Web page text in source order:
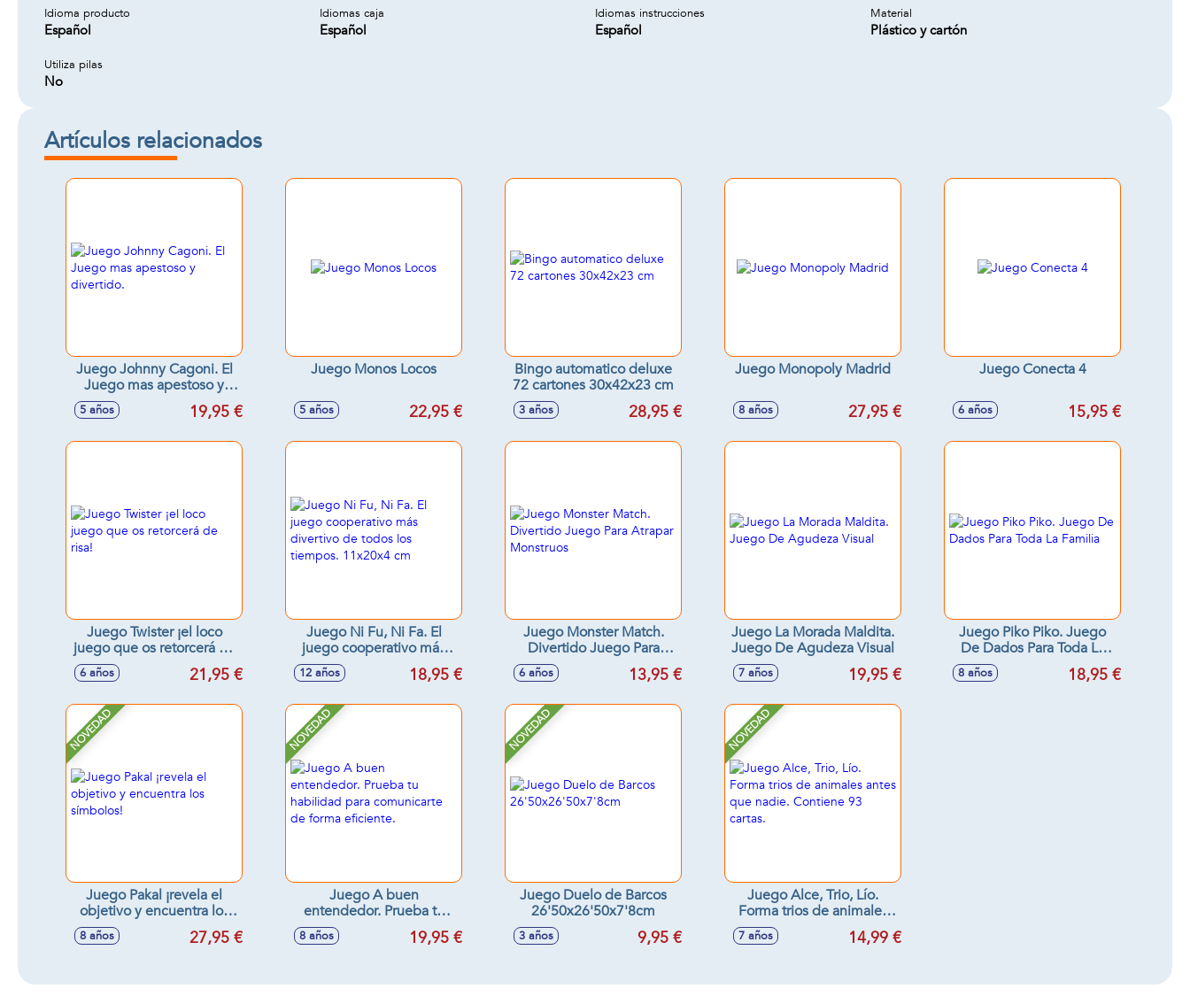
Idioma producto
Español
Idiomas caja
Español
Idiomas instrucciones
Español
Material
Plástico y cartón
Utiliza pilas
No
Artículos relacionados
Juego Johnny Cagoni. El
Juego mas apestoso y
5 años 19,95 €
Juego Monos Locos
5 años 22,95 €
Bingo automatico deluxe
72 cartones 30x42x23 cm
3 años 28,95 €
Juego Monopoly Madrid
8 años 27,95 €
Juego Conecta 4
6 años 15,95 €
Juego Twister ¡el loco
juego que os retorcerá de
6 años 21,95 €
Juego Ni Fu, Ni Fa. El
juego cooperativo más
divertivo de todos los
tiempos. 11x20x4 cm
12 años 18,95 €
Juego Monster Match.
Divertido Juego Para
Atrapar Monstruos
6 años 13,95 €
Juego La Morada Maldita.
Juego De Agudeza Visual
7 años 19,95 €
Juego Piko Piko. Juego
De Dados Para Toda La
8 años 18,95 €
NOVEDAD
Juego Pakal ¡revela el
objetivo y encuentra los
8 años 27,95 €
NOVEDAD
Juego A buen
entendedor. Prueba tu
habilidad para
comunicarte de forma
8 años 19,95 €
NOVEDAD
Juego Duelo de Barcos
26'50x26'50x7'8cm
3 años 9,95 €
NOVEDAD
Juego Alce, Trio, Lío.
Forma trios de animales
antes que nadie. Contiene
7 años 14,99 €